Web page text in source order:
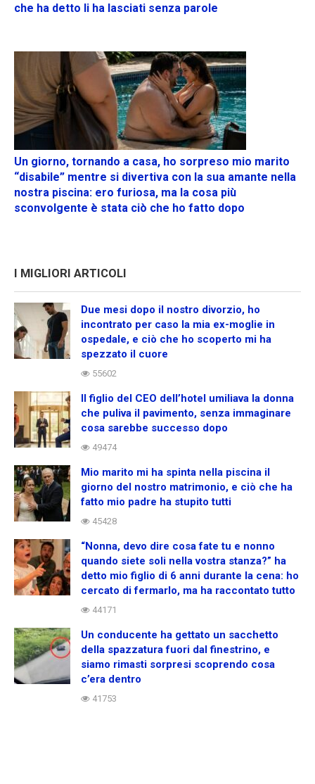
che ha detto li ha lasciati senza parole
Un giorno, tornando a casa, ho sorpreso mio marito
“disabile” mentre si divertiva con la sua amante nella
nostra piscina: ero furiosa, ma la cosa più
sconvolgente è stata ciò che ho fatto dopo
I MIGLIORI ARTICOLI
Due mesi dopo il nostro divorzio, ho
incontrato per caso la mia ex-moglie in
ospedale, e ciò che ho scoperto mi ha
spezzato il cuore
55602
Il figlio del CEO dell’hotel umiliava la donna
che puliva il pavimento, senza immaginare
cosa sarebbe successo dopo
49474
Mio marito mi ha spinta nella piscina il
giorno del nostro matrimonio, e ciò che ha
fatto mio padre ha stupito tutti
45428
“Nonna, devo dire cosa fate tu e nonno
quando siete soli nella vostra stanza?” ha
detto mio figlio di 6 anni durante la cena: ho
cercato di fermarlo, ma ha raccontato tutto
44171
Un conducente ha gettato un sacchetto
della spazzatura fuori dal finestrino, e
siamo rimasti sorpresi scoprendo cosa
c’era dentro
41753